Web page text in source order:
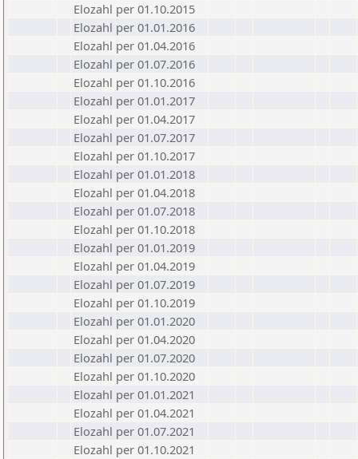
Elozahl per 01.10.2015
Elozahl per 01.01.2016
Elozahl per 01.04.2016
Elozahl per 01.07.2016
Elozahl per 01.10.2016
Elozahl per 01.01.2017
Elozahl per 01.04.2017
Elozahl per 01.07.2017
Elozahl per 01.10.2017
Elozahl per 01.01.2018
Elozahl per 01.04.2018
Elozahl per 01.07.2018
Elozahl per 01.10.2018
Elozahl per 01.01.2019
Elozahl per 01.04.2019
Elozahl per 01.07.2019
Elozahl per 01.10.2019
Elozahl per 01.01.2020
Elozahl per 01.04.2020
Elozahl per 01.07.2020
Elozahl per 01.10.2020
Elozahl per 01.01.2021
Elozahl per 01.04.2021
Elozahl per 01.07.2021
Elozahl per 01.10.2021